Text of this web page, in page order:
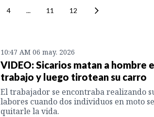
4 ... 11 12
10:47 AM 06 may. 2026
VIDEO: Sicarios matan a hombre
trabajo y luego tirotean su carro
El trabajador se encontraba realizando
labores cuando dos individuos en moto
quitarle la vida.